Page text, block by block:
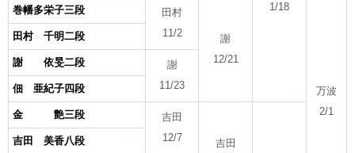
1/18
万波
2/1
巻幡多栄子三段
田村
11/2
謝
12/21
田村 千明二段
謝 依旻二段
謝
11/23
佃 亜紀子四段
金 艶三段
吉田
12/7
吉田
吉田 美香八段